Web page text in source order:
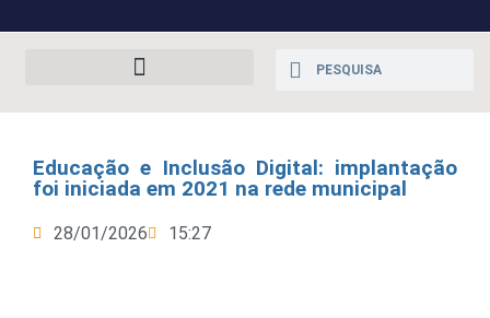
Educação e Inclusão Digital: implantação
foi iniciada em 2021 na rede municipal
28/01/2026 15:27